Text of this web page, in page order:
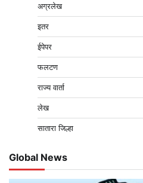
अग्रलेख
इतर
ईपेपर
फलटण
राज्य वार्ता
लेख
सातारा जिल्हा
Global News